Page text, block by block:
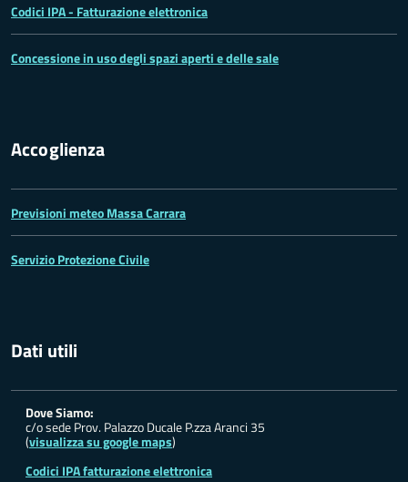
Codici IPA - Fatturazione elettronica
Concessione in uso degli spazi aperti e delle sale
Accoglienza
Previsioni meteo Massa Carrara
Servizio Protezione Civile
Dati utili
Dove Siamo:
c/o sede Prov. Palazzo Ducale P.zza Aranci 35
(visualizza su google maps)
Codici IPA fatturazione elettronica